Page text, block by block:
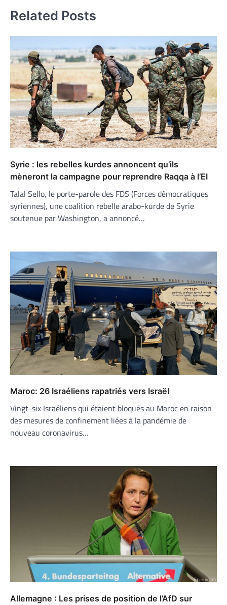
Related Posts
Syrie : les rebelles kurdes annoncent qu’ils
mèneront la campagne pour reprendre Raqqa à l’EI
Talal Sello, le porte-parole des FDS (Forces démocratiques
syriennes), une coalition rebelle arabo-kurde de Syrie
soutenue par Washington, a annoncé…
Maroc: 26 Israéliens rapatriés vers Israël
Vingt-six Israéliens qui étaient bloqués au Maroc en raison
des mesures de confinement liées à la pandémie de
nouveau coronavirus…
Allemagne : Les prises de position de l’AfD sur